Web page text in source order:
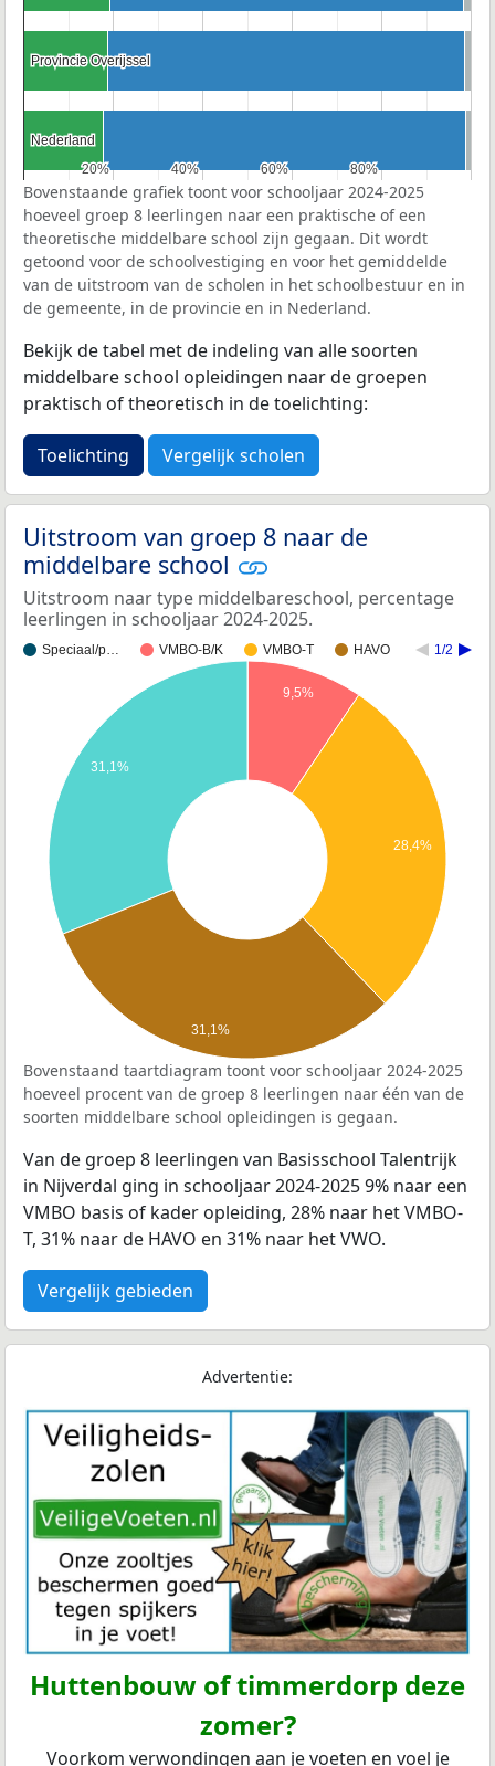
20%
20% 40%
40% 60%
60% 80%
80%
Provincie Overijssel
Provincie Overijssel
Nederland
Nederland
Bovenstaande grafiek toont voor schooljaar 2024-2025
hoeveel groep 8 leerlingen naar een praktische of een
theoretische middelbare school zijn gegaan. Dit wordt
getoond voor de schoolvestiging en voor het gemiddelde
van de uitstroom van de scholen in het schoolbestuur en in
de gemeente, in de provincie en in Nederland.
Bekijk de tabel met de indeling van alle soorten
middelbare school opleidingen naar de groepen
praktisch of theoretisch in de toelichting:
Toelichting Vergelijk scholen
Uitstroom van groep 8 naar de
middelbare school
Uitstroom naar type middelbareschool, percentage
leerlingen in schooljaar 2024-2025.
Speciaal/p… VMBO-B/K VMBO-T HAVO 1/2
9,5%
28,4%
31,1%
31,1%
Bovenstaand taartdiagram toont voor schooljaar 2024-2025
hoeveel procent van de groep 8 leerlingen naar één van de
soorten middelbare school opleidingen is gegaan.
Van de groep 8 leerlingen van Basisschool Talentrijk
in Nijverdal ging in schooljaar 2024-2025 9% naar een
VMBO basis of kader opleiding, 28% naar het VMBO-
T, 31% naar de HAVO en 31% naar het VWO.
Vergelijk gebieden
Advertentie:
Huttenbouw of timmerdorp deze
zomer?
Voorkom verwondingen aan je voeten en voel je